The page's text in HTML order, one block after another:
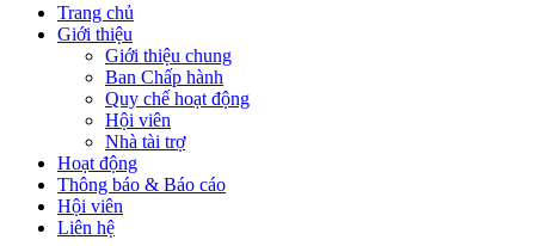
Trang chủ
Giới thiệu
Giới thiệu chung
Ban Chấp hành
Quy chế hoạt động
Hội viên
Nhà tài trợ
Hoạt động
Thông báo & Báo cáo
Hội viên
Liên hệ